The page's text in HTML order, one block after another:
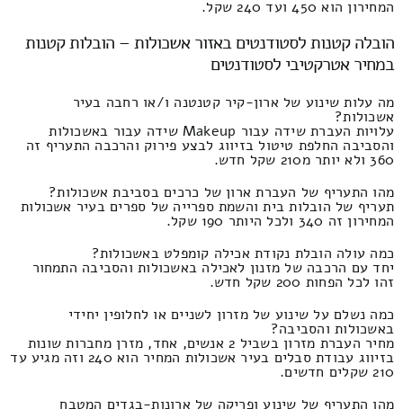
המחירון הוא 450 ועד 240 שקל.
הובלה קטנות לסטודנטים באזור אשכולות – הובלות קטנות
במחיר אטרקטיבי לסטודנטים
מה עלות שינוע של ארון-קיר קטנטנה ו/או רחבה בעיר
אשכולות?
עלויות העברת שידה עבור Makeup שידה עבור באשכולות
והסביבה החלפת טיטול בזיווג לבצע פירוק והרכבה התעריף זה
360 ולא יותר מ210 שקל חדש.
מהו התעריף של העברת ארון של כרכים בסביבת אשכולות?
תעריף של הובלות בית והשמת ספרייה של ספרים בעיר אשכולות
המחירון זה 340 ולכל היותר 190 שקל.
כמה עולה הובלת נקודת אכילה קומפלט באשכולות?
יחד עם הרכבה של מזנון לאכילה באשכולות והסביבה התמחור
זהו לכל הפחות 200 שקל חדש.
כמה נשלם על שינוע של מזרון לשניים או לחלופין יחידי
באשכולות והסביבה?
מחיר העברת מזרון בשביל 2 אנשים, אחד, מזרן מחברות שונות
בזיווג עבודת סבלים בעיר אשכולות המחיר הוא 240 וזה מגיע עד
210 שקלים חדשים.
מהו התעריף של שינוע ופריקה של ארונות-בגדים המטבח